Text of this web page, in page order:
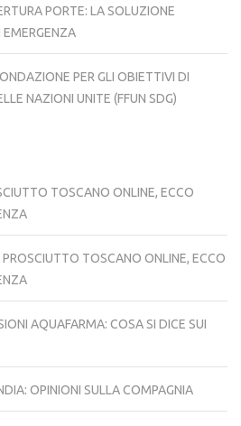
PORTE: LA SOLUZIONE
EMERGENZA
PER GLI OBIETTIVI DI
NAZIONI UNITE (FFUN SDG)
TOSCANO ONLINE, ECCO
TOSCANO ONLINE, ECCO
AQUAFARMA: COSA SI DICE SUI
OPINIONI SULLA COMPAGNIA